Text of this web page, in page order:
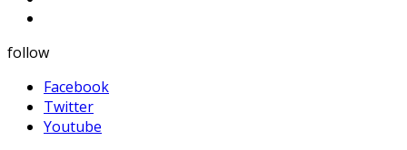
follow
Facebook
Twitter
Youtube